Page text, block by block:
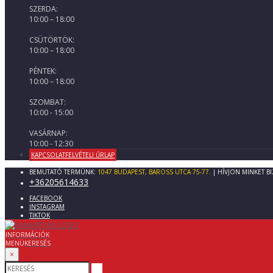
SZERDA:
10:00 – 18:00
CSÜTÖRTÖK:
10:00 – 18:00
PÉNTEK:
10:00 – 18:00
SZOMBAT:
10:00 - 15:00
VASÁRNAP:
10:00 - 12:30
KAPCSOLATFELVÉTELI ŰRLAP
BEMUTATÓ TERMÜNK: 1047 BUDAPEST, BAROSS UTCA 75-77. | HÍVJON MINKET
+36205614633
FACEBOOK
INSTAGRAM
TIKTOK
INFORMÁCIÓK
MENÜKERESÉS
×